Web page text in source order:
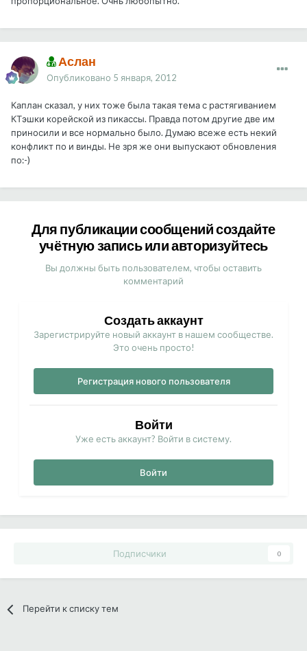
Аслан
Опубликовано 5 января, 2012
Каплан сказал, у них тоже была такая тема с растягиванием
КТэшки корейской из пикассы. Правда потом другие две им
приносили и все нормально было. Думаю всеже есть некий
конфликт по и винды. Не зря же они выпускают обновления
по:-)
Для публикации сообщений создайте
учётную запись или авторизуйтесь
Вы должны быть пользователем, чтобы оставить
комментарий
Создать аккаунт
Зарегистрируйте новый аккаунт в нашем сообществе.
Это очень просто!
Регистрация нового пользователя
Войти
Уже есть аккаунт? Войти в систему.
Войти
Подписчики 0
Перейти к списку тем